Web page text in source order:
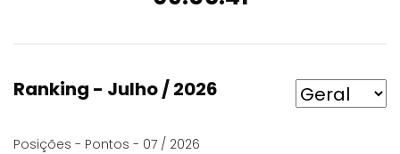
Ranking - Julho / 2026
Posições - Pontos - 07 / 2026